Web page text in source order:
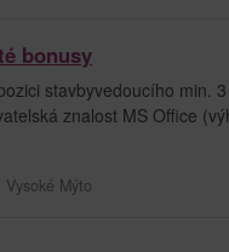
bonusy
stavbyvedoucího min.
znalost MS Office
Vysoké Mýto